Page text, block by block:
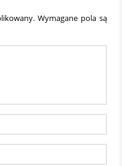
Wymagane pola są